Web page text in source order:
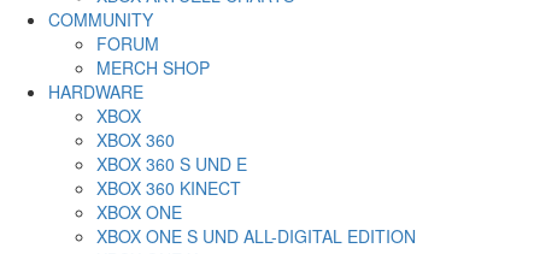
COMMUNITY
FORUM
MERCH SHOP
HARDWARE
XBOX
XBOX 360
XBOX 360 S UND E
XBOX 360 KINECT
XBOX ONE
XBOX ONE S UND ALL-DIGITAL EDITION